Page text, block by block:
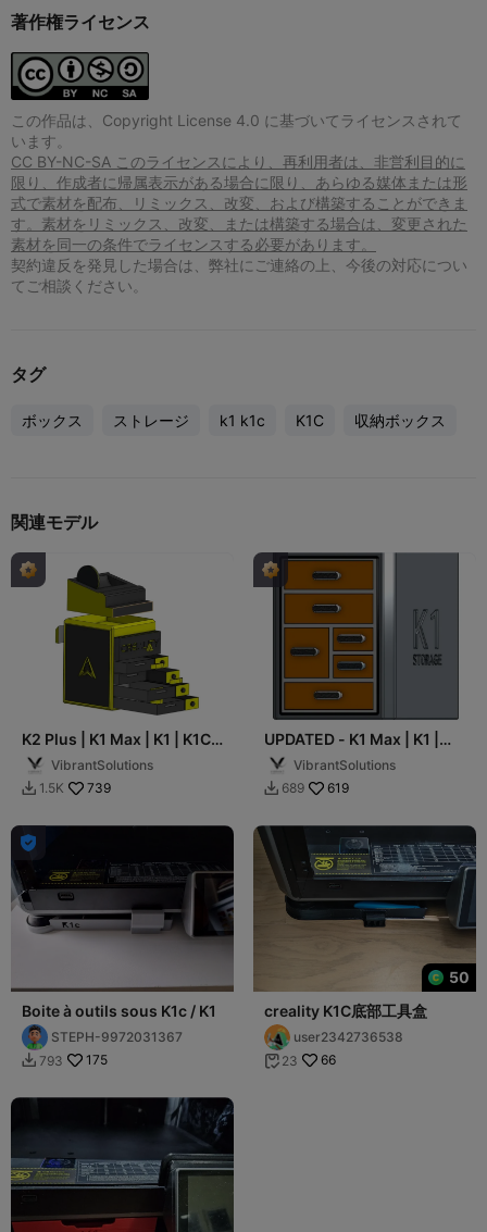
著作権ライセンス
この作品は、Copyright License 4.0 に基づいてライセンスされて
います。
CC BY-NC-SA このライセンスにより、再利用者は、非営利目的に
限り、作成者に帰属表示がある場合に限り、あらゆる媒体または形
式で素材を配布、リミックス、改変、および構築することができま
す。素材をリミックス、改変、または構築する場合は、変更された
素材を同一の条件でライセンスする必要があります。
契約違反を発見した場合は、弊社にご連絡の上、今後の対応につい
てご相談ください。
タグ
ボックス ストレージ k1 k1c K1C 収納ボックス
関連モデル
K2 Plus | K1 Max | K1 | K1C -
MULTI-STORAGE UNIT!
LATEST
VibrantSolutions
 1.5K 739
UPDATED - K1 Max | K1 |
K1C Storage - 6 Drawers
VibrantSolutions
 689 619

Boite à outils sous K1c / K1
STEPH-9972031367
 793 175
50
creality K1C底部工具盒
user2342736538
 23 66